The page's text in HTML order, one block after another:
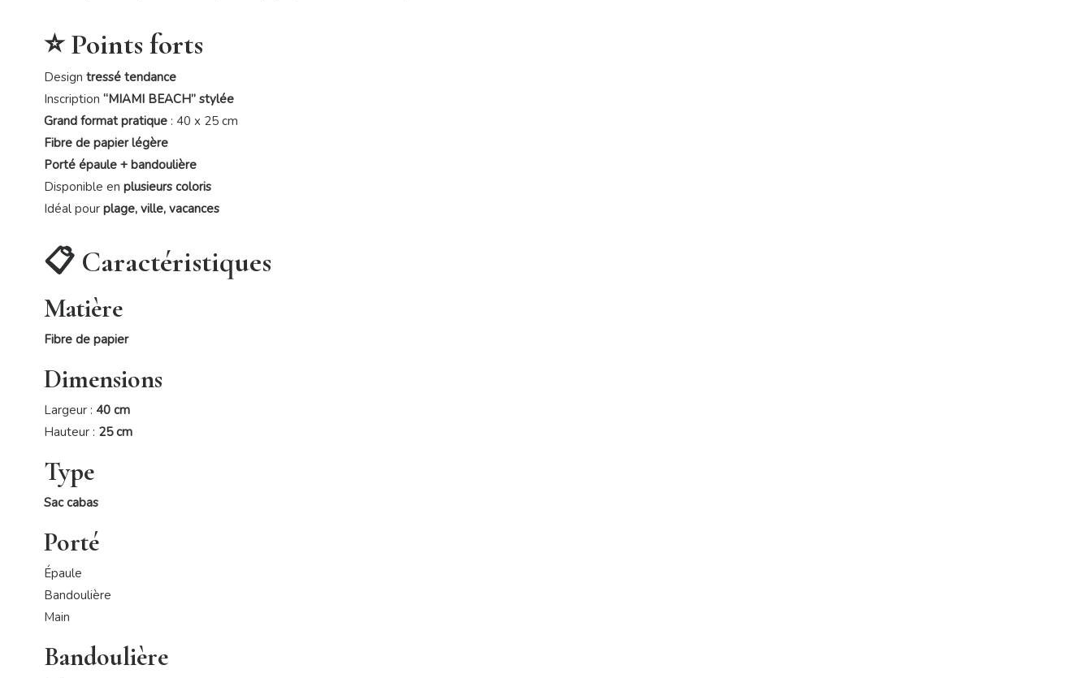
⭐ Points forts
Design tressé tendance
Inscription “MIAMI BEACH” stylée
Grand format pratique: 40 x 25 cm
Fibre de papier légère
Porté épaule + bandoulière
Disponible en plusieurs coloris
Idéal pour plage, ville, vacances
📋 Caractéristiques
Matière
Fibre de papier
Dimensions
Largeur : 40 cm
Hauteur : 25 cm
Type
Sac cabas
Porté
Épaule
Bandoulière
Main
Bandoulière